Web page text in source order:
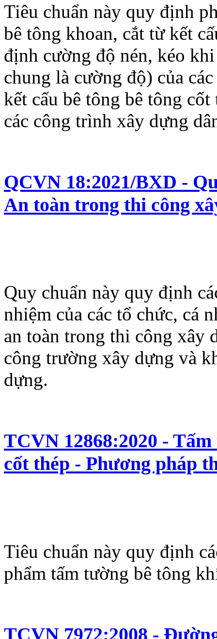
Tiêu chuẩn này quy định
bê tông khoan, cắt từ kết
định cường độ nén, kéo
chung là cường độ) của
kết cấu bê tông bê tông
các công trình xây dựng
QCVN 18:2021/BXD -
An toàn trong thi công
Quy chuẩn này quy định
nhiệm của các tổ chức, cá
an toàn trong thi công xây
công trường xây dựng và
dựng.
TCVN 12868:2020 -
cốt thép - Phương pháp
Tiêu chuẩn này quy định
phẩm tấm tường bê tông
TCVN 7972:2008 -